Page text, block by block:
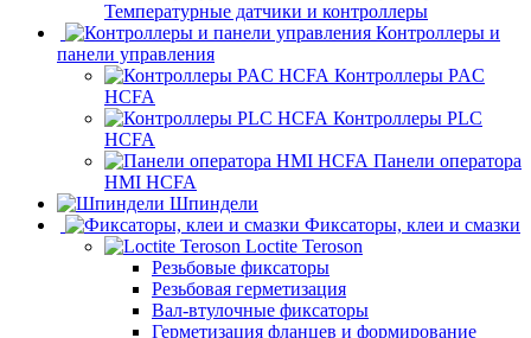
Температурные датчики и контроллеры
Контроллеры и
панели управления
Контроллеры PAC
HCFA
Контроллеры PLC
HCFA
Панели оператора
HMI HCFA
Шпиндели
Фиксаторы, клеи и смазки
Loctite Teroson
Резьбовые фиксаторы
Резьбовая герметизация
Вал-втулочные фиксаторы
Герметизация фланцев и формирование